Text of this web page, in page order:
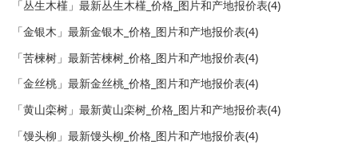
「丛生木槿」最新丛生木槿_价格_图片和产地报价表(4)
「金银木」最新金银木_价格_图片和产地报价表(4)
「苦楝树」最新苦楝树_价格_图片和产地报价表(4)
「金丝桃」最新金丝桃_价格_图片和产地报价表(4)
「黄山栾树」最新黄山栾树_价格_图片和产地报价表(4)
「馒头柳」最新馒头柳_价格_图片和产地报价表(4)